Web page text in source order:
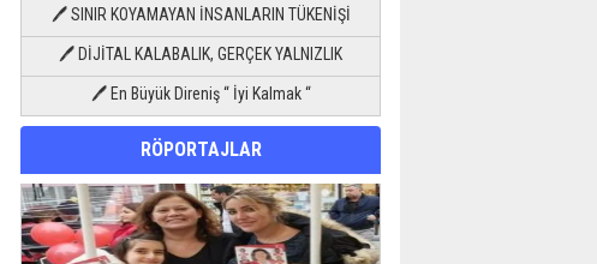
🖊 SINIR KOYAMAYAN İNSANLARIN TÜKENİŞİ
🖊 DİJİTAL KALABALIK, GERÇEK YALNIZLIK
🖊 En Büyük Direniş “ İyi Kalmak “
RÖPORTAJLAR